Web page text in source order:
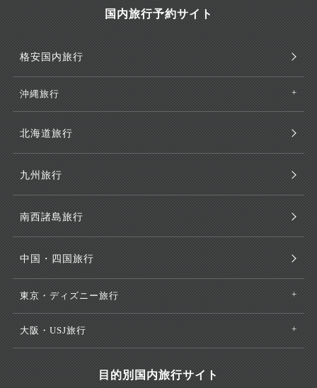
国内旅行予約サイト
格安国内旅行
沖縄旅行
北海道旅行
九州旅行
南西諸島旅行
中国・四国旅行
東京・ディズニー旅行
大阪・USJ旅行
目的別国内旅行サイト